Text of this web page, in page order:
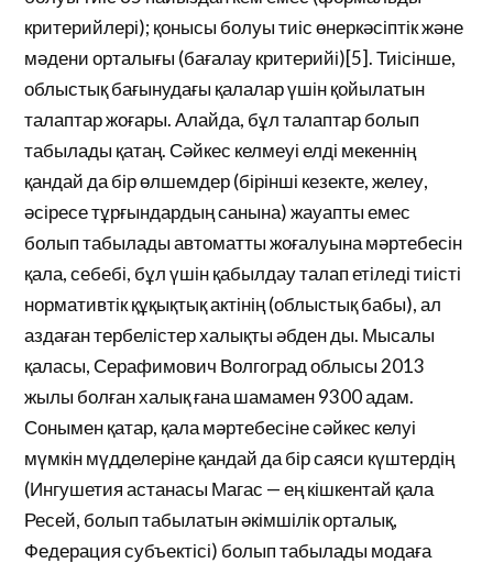
критерийлері); қонысы болуы тиіс өнеркәсіптік және
мәдени орталығы (бағалау критерийі)[5]. Тиісінше,
облыстық бағынудағы қалалар үшін қойылатын
талаптар жоғары. Алайда, бұл талаптар болып
табылады қатаң. Сәйкес келмеуі елді мекеннің
қандай да бір өлшемдер (бірінші кезекте, желеу,
әсіресе тұрғындардың санына) жауапты емес
болып табылады автоматты жоғалуына мәртебесін
қала, себебі, бұл үшін қабылдау талап етіледі тиісті
нормативтік құқықтық актінің (облыстық бабы), ал
аздаған тербелістер халықты әбден ды. Мысалы
қаласы, Серафимович Волгоград облысы 2013
жылы болған халық ғана шамамен 9300 адам.
Сонымен қатар, қала мәртебесіне сәйкес келуі
мүмкін мүдделеріне қандай да бір саяси күштердің
(Ингушетия астанасы Магас — ең кішкентай қала
Ресей, болып табылатын әкімшілік орталық,
Федерация субъектісі) болып табылады модаға